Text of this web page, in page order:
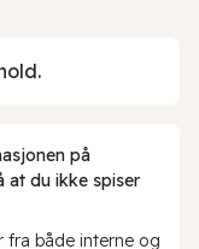
på
du ikke spiser
fra både interne og